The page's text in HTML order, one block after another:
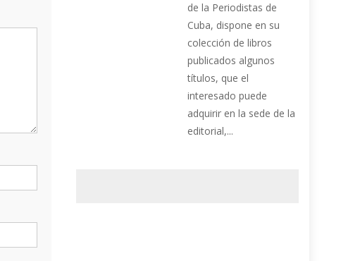
de la Periodistas de
Cuba, dispone en su
colección de libros
publicados algunos
títulos, que el
interesado puede
adquirir en la sede de la
editorial,...